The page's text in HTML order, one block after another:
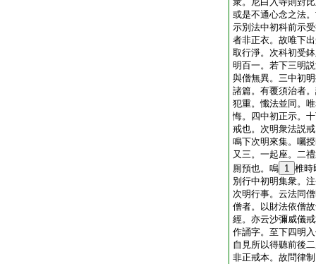
或是不通心念之法
示別法中初科前示
者非正衣。故唯下
取行淨。次科初受
明百一。若下三明
與僧無異。三中初
諸篇。有覆須治者
犯重。懺法並同。
悔。四中初正示。
戒也。次明衆法説
鳴下次明來集。囑
又三。一起座。二
厠預也。鳴 1 椎時
別行中初明集衆。
次明行事。云法同
僧者。以財法依僧
經。亦云沙彌威儀
作誦字。至下四明
自見所以得聽前後
非正戒本。故問律